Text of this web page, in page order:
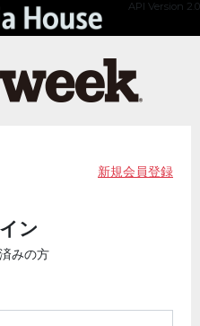
API Version 2.0
新規会員登録
ン
みの方